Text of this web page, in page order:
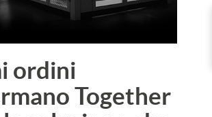
ordini
Together